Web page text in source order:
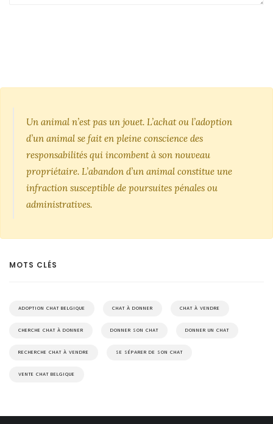
Un animal n’est pas un jouet. L’achat ou l’adoption
d’un animal se fait en pleine conscience des
responsabilités qui incombent à son nouveau
propriétaire. L’abandon d’un animal constitue une
infraction susceptible de poursuites pénales ou
administratives.
MOTS CLÉS
ADOPTION CHAT BELGIQUE CHAT À DONNER CHAT À VENDRE
CHERCHE CHAT À DONNER DONNER SON CHAT DONNER UN CHAT
RECHERCHE CHAT À VENDRE SE SÉPARER DE SON CHAT
VENTE CHAT BELGIQUE